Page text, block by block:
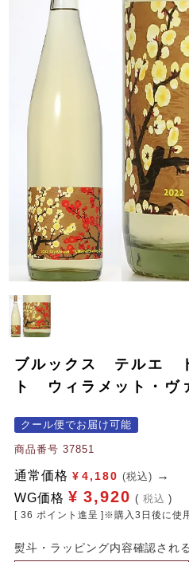
ブルックス テルエ
ト ウィラメット・
クール便でお届け可能
商品番号 37851
通常価格 ¥ 4,180 (税込)
WG価格 ¥ 3,920 税込
[ 36 ポイント進呈 ]※購入3日後に使
熨斗・ラッピング内容確認され